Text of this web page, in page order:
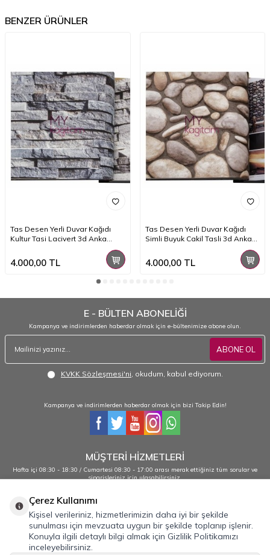
BENZER ÜRÜNLER
Tas Desen Yerli Duvar Kağıdı
Kultur Tasi Lacivert 3d Anka
4.000,00 TL
Tas Desen Yerli Duvar Kağıdı
Simli Buyuk Cakil Tasli 3d Anka
4.000,00TL
E - BÜLTEN ABONELİĞİ
Kampanya ve indirimlerden haberdar olmak için e-bültenimize abone olun.
ABONE OL
KVKK Sözleşmesi'ni, okudum, kabul ediyorum.
Kampanya ve indirimlerden haberdar olmak için bizi Takip Edin!
MÜŞTERİ HİZMETLERİ
Hafta içi 08:30 - 18:30 / Cumartesi 08:30 - 17:00 arası merak ettiğiniz tüm sorular ve
siparişleriniz için ulaşabilirsiniz.
0232 484 38 44 - 0533 330 88 95
Önemli Bilgiler
Hızlı Erişim
Çerez Kullanımı
Kişisel verileriniz, hizmetlerimizin daha iyi bir şekilde
sunulması için mevzuata uygun bir şekilde toplanıp işlenir.
Konuyla ilgili detaylı bilgi almak için Gizlilik Politikamızı
inceleyebilirsiniz.